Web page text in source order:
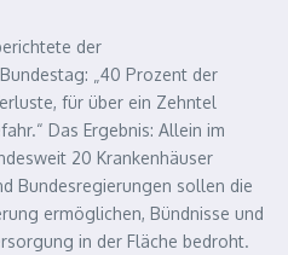
der
„40 Prozent der
für über ein Zehntel
Das Ergebnis: Allein im
20 Krankenhäuser
Bundesregierungen sollen die
ermöglichen, Bündnisse und
in der Fläche bedroht.